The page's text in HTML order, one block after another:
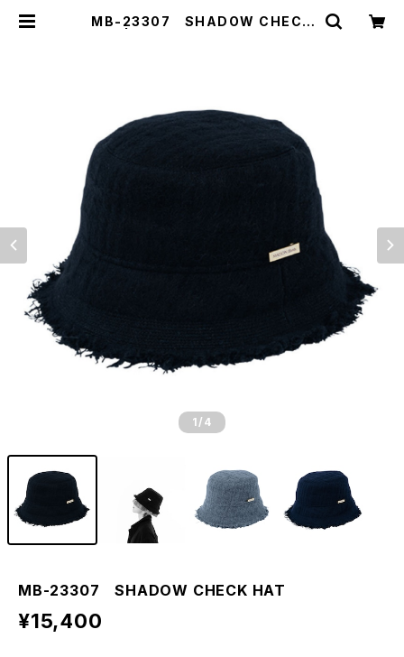
MB-23307 SHADOW CHECK
1 /4
MB-23307 SHADOW CHECK HAT
¥15,400